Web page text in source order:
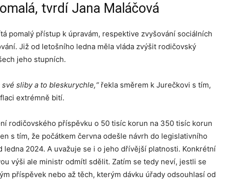
tvrdí Jana Maláčová
pomalý přístup k úpravám, respektive zvyšování sociálních
Již od letošního ledna měla vláda zvýšit rodičovský
jeho stupních.
sliby a to bleskurychle,“řekla směrem k Jurečkovi s tím,
extrémně bití.
rodičovského příspěvku o 50 tisíc korun na 350 tisíc korun
s tím, že počátkem června odešle návrh do legislativního
2024. A uvažuje se i o jeho dřívější platnosti. Konkrétní
výši ale ministr odmítl sdělit. Zatím se tedy neví, jestli se
příspěvek nebo až těch, kterým dávku úřady odsouhlasí od